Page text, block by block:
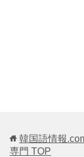
韓国語情報
専門 TOP